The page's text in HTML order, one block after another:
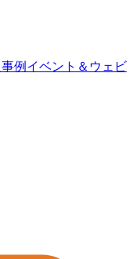
例イベント＆ウェビ